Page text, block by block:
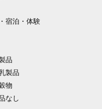
宿泊・体験
品
製品
物
なし